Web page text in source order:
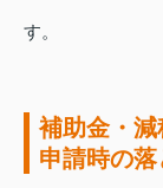
す。
補助金・
申請時の落